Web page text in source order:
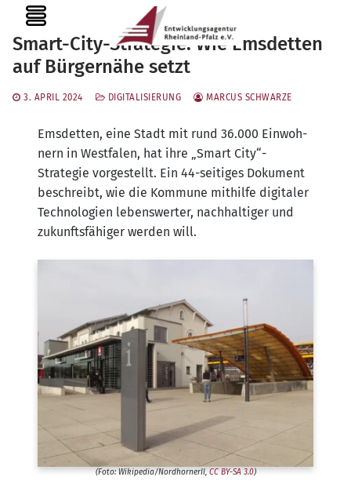
Inhalt
springen
Smart-City-Strategie: Wie Emsdetten
auf Bürgernähe setzt
3. APRIL 2024 DIGITALISIERUNG MARCUS SCHWARZE
Ems­det­ten, eine Stadt mit rund 36.000 Ein­woh­
nern in West­fa­len, hat ihre „Smart City“-
Strategie vor­ge­stellt. Ein 44-sei­ti­ges Doku­ment
beschreibt, wie die Kom­mu­ne mit­hil­fe digi­ta­ler
Tech­no­lo­gien lebens­wer­ter, nach­hal­ti­ger und
zukunfts­fä­hi­ger wer­den will.
(Foto: Wikipedia/​NordhornerII,CC BY-SA 3.0)